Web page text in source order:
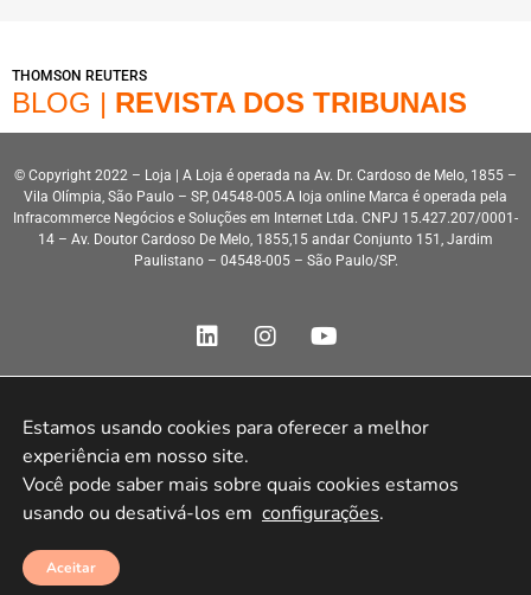
THOMSON REUTERS
BLOG | REVISTA DOS TRIBUNAIS
© Copyright 2022 – Loja | A Loja é operada na Av. Dr. Cardoso de Melo, 1855 –
Vila Olímpia, São Paulo – SP, 04548-005.A loja online Marca é operada pela
Infracommerce Negócios e Soluções em Internet Ltda. CNPJ 15.427.207/0001-
14 – Av. Doutor Cardoso De Melo, 1855,15 andar Conjunto 151, Jardim
Paulistano – 04548-005 – São Paulo/SP.
Estamos usando cookies para oferecer a melhor
experiência em nosso site.
Você pode saber mais sobre quais cookies estamos
usando ou desativá-los em configurações.
Aceitar